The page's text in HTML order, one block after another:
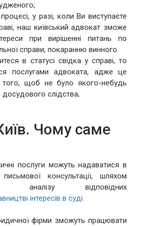
у разі, коли Ви виступаєте
наш київський адвокат зможе
при вирішенні питань по
справи, покаранню винного.
в статусі свідка у справі, то
послугами адвоката, адже це
щоб не було якого-небудь
досудового слідства;
Чому саме
послуги можуть надаватися в
консультації, шляхом
аналізу відповідних
інтересів в суді.
фірми зможуть працювати